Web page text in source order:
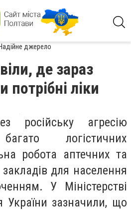
джерело
де зараз
ліки
російську агресію
логістичних
робота аптечних та
для населення
У Міністерстві
України зазначили, що